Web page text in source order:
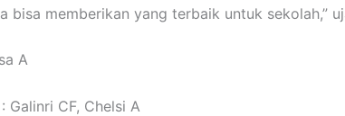
bisa memberikan yang terbaik untuk sekolah,”
A
Galinri CF, Chelsi A